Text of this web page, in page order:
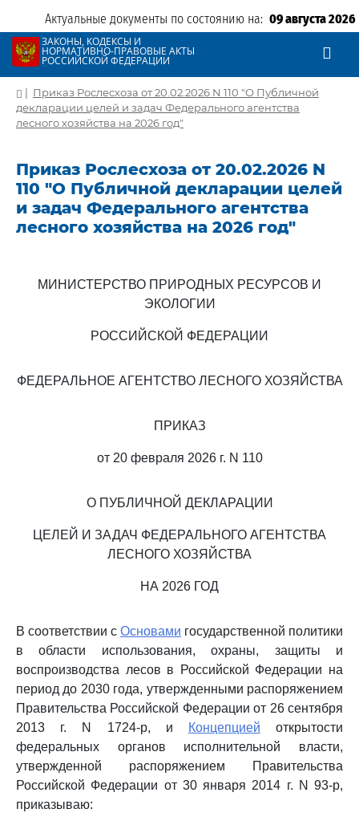
Актуальные документы по состоянию на: 09 августа 2026
ЗАКОНЫ, КОДЕКСЫ И
НОРМАТИВНО-ПРАВОВЫЕ АКТЫ
РОССИЙСКОЙ ФЕДЕРАЦИИ
| Приказ Рослесхоза от 20.02.2026 N 110 "О Публичной
декларации целей и задач Федерального агентства
лесного хозяйства на 2026 год"
Приказ Рослесхоза от 20.02.2026 N
110 "О Публичной декларации целей
и задач Федерального агентства
лесного хозяйства на 2026 год"
МИНИСТЕРСТВО ПРИРОДНЫХ РЕСУРСОВ И
ЭКОЛОГИИ
РОССИЙСКОЙ ФЕДЕРАЦИИ
ФЕДЕРАЛЬНОЕ АГЕНТСТВО ЛЕСНОГО ХОЗЯЙСТВА
ПРИКАЗ
от 20 февраля 2026 г. N 110
О ПУБЛИЧНОЙ ДЕКЛАРАЦИИ
ЦЕЛЕЙ И ЗАДАЧ ФЕДЕРАЛЬНОГО АГЕНТСТВА
ЛЕСНОГО ХОЗЯЙСТВА
НА 2026 ГОД
В соответствии с Основами государственной политики
в области использования, охраны, защиты и
воспроизводства лесов в Российской Федерации на
период до 2030 года, утвержденными распоряжением
Правительства Российской Федерации от 26 сентября
2013 г. N 1724-р, и
Концепцией открытости
федеральных органов исполнительной власти,
утвержденной распоряжением Правительства
Российской Федерации от 30 января 2014 г. N 93-р,
приказываю: